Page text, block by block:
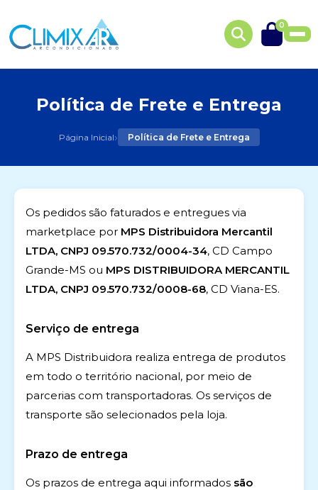
0
Política de Frete e Entrega
Página Inicial› Política de Frete e Entrega
Os pedidos são faturados e entregues via
marketplace por MPS Distribuidora Mercantil
LTDA, CNPJ 09.570.732/0004-34, CD Campo
Grande-MS ou MPS DISTRIBUIDORA MERCANTIL
LTDA, CNPJ 09.570.732/0008-68, CD Viana-ES.
Serviço de entrega
A MPS Distribuidora realiza entrega de produtos
em todo o território nacional, por meio de
parcerias com transportadoras. Os serviços de
transporte são selecionados pela loja.
Prazo de entrega
Os prazos de entrega aqui informados são